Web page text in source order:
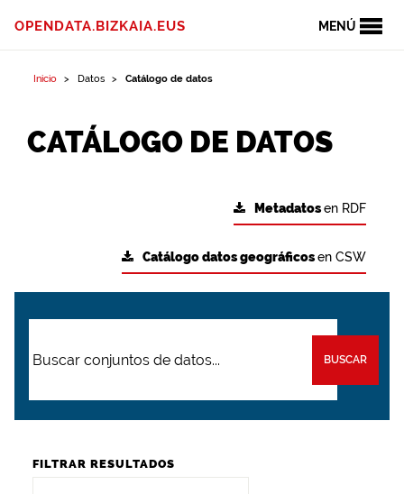
MENÚ
OPENDATA.BIZKAIA.EUS
Inicio Datos Catálogo de datos
CATÁLOGO DE DATOS
Metadatosen RDF
Catálogo datos geográficosen CSW
BUSCAR
FILTRAR RESULTADOS